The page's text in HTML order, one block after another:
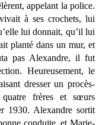
appelant la police.
à ses crochets, lui
lui donnait, qu’il lui
planté dans un mur, et
pas Alexandre, il fut
Heureusement, le
dresser un procès-
quatre frères et sœurs
1930. Alexandre sortit